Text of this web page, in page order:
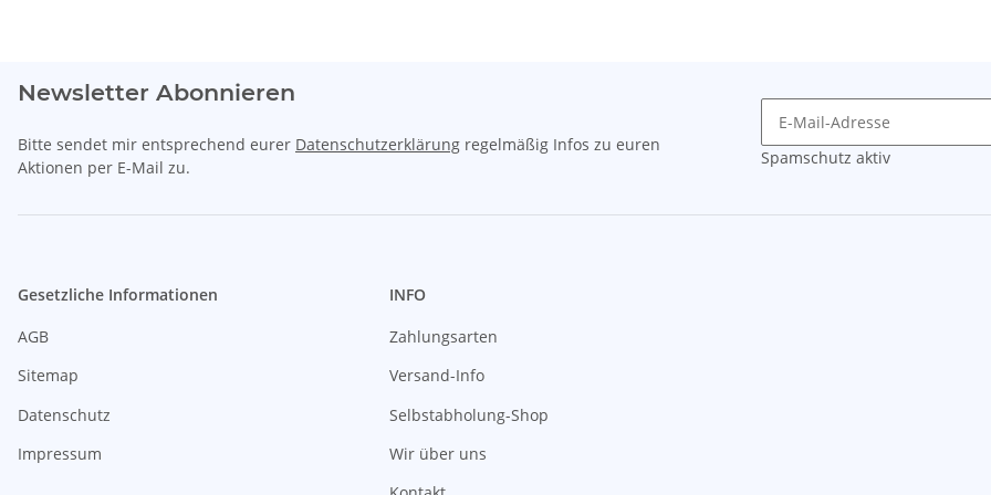
Newsletter Abonnieren
Bitte sendet mir entsprechend eurer Datenschutzerklärung regelmäßig Infos zu euren
Aktionen per E-Mail zu.
Spamschutz aktiv
Gesetzliche Informationen
AGB
Sitemap
Datenschutz
Impressum
INFO
Zahlungsarten
Versand-Info
Selbstabholung-Shop
Wir über uns